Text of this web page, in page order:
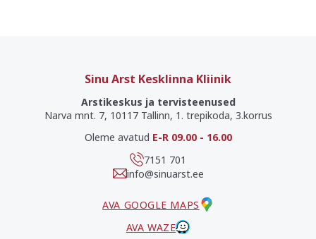
Sinu Arst Kesklinna Kliinik
Arstikeskus ja tervisteenused
Narva mnt. 7, 10117 Tallinn, 1. trepikoda, 3.korrus
Oleme avatud E-R 09.00 - 16.00
7151 701
info@sinuarst.ee
AVA GOOGLE MAPS
AVA WAZE